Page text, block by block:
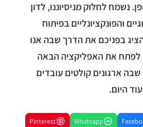
נשמח לחלוק מניסיוננו, לדון
והפונקציונליים בפיתוח
בפניכם את הדרך שבה אנו
לפתח את האפליקציה הבאה
ארגונים קולטים עובדים
היום.
Whatsapp
Pinterest